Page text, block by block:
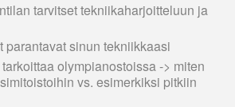
tarvitset tekniikaharjoitteluun ja
parantavat sinun tekniikkaasi
olympianostoissa -> miten
vs. esimerkiksi pitkiin